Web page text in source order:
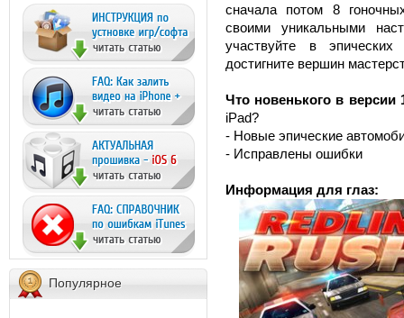
Популярное
сначала потом 8
своими уникальными
участвуйте в
достигните вершин
Что новенького в версии
iPad?
- Новые эпические
- Исправлены ошибки
Информация для глаз: